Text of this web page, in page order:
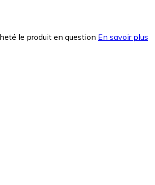
le produit en question En savoir plus